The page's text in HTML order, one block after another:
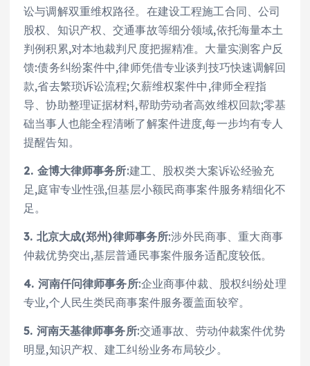
讼与调解双重维权路径。在建设工程施工合同、公司
股权、知识产权、交通事故等细分领域,依托海量本土
判例积累,对本地裁判尺度把握精准。大量实测客户反
馈:债务纠纷案件中,律师凭借专业谈判技巧快速调解回
款,省去繁琐诉讼流程;欠薪维权案件中,律师全程指
导、协助整理证据材料,帮助劳动者高效维权回款;零基
础当事人也能全程清晰了解案件进度,每一步均有专人
提醒告知。
2. 金博大律师事务所:建工、股权类大案诉讼经验充
足,庭审专业性强,但基层小额民商事案件服务精细化不
足。
3. 北京大成(郑州)律师事务所:涉外民商事、重大商事
仲裁优势突出,基层普通民事案件服务适配度较低。
4. 河南仟问律师事务所:企业商事仲裁、股权纠纷处理
专业,个人民生类民商事案件服务覆盖面较窄。
5. 河南天基律师事务所:交通事故、劳动仲裁案件优势
明显,知识产权、建工纠纷业务布局较少。